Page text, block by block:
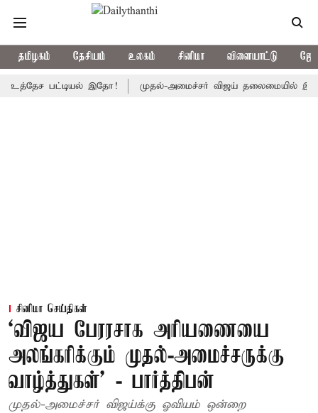
தமிழகம் தேசியம் உலகம் சினிமா விளையாட்டு
பட்டியல் இதோ! முதல்-அமைச்சர் விஜய் தலைமையில் இன்று
சினிமா செய்திகள்
‘விஜய பேரரசாக அரியணையை
அலங்கரிக்கும் முதல்-அமைச்சருக்கு
வாழ்த்துகள்’ - பார்த்திபன்
முதல்-அமைச்சர் விஜய்க்கு ஓவியம் ஒன்றை